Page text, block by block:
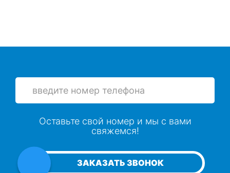
ЗАКАЗАТЬ ЗВОНОК
Оставьте свой номер и мы с вами
свяжемся!